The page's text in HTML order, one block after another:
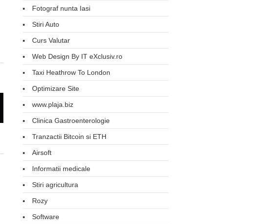
Fotograf nunta Iasi
Stiri Auto
Curs Valutar
Web Design By IT eXclusiv.ro
Taxi Heathrow To London
Optimizare Site
www.plaja.biz
Clinica Gastroenterologie
Tranzactii Bitcoin si ETH
Airsoft
Informatii medicale
Stiri agricultura
Rozy
Software